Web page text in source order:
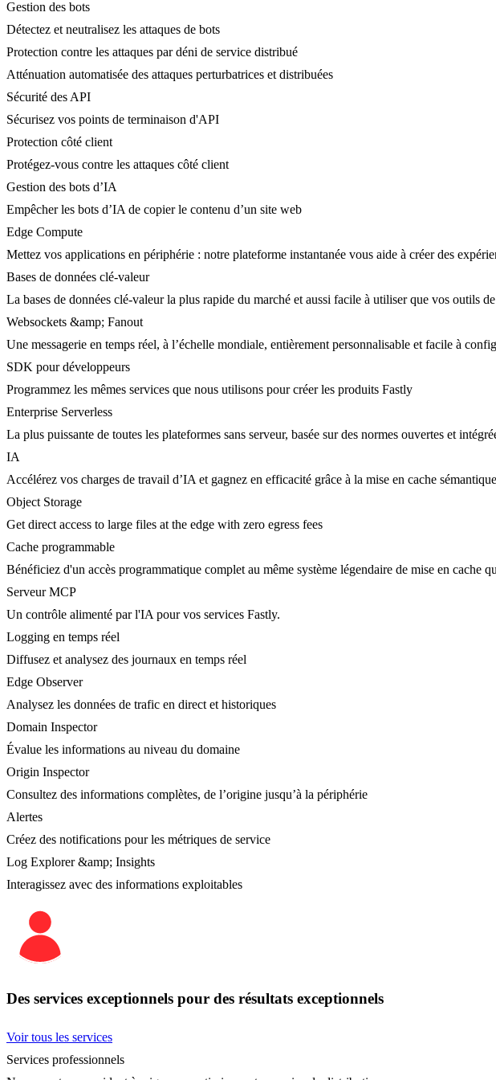
Gestion des bots
Détectez et neutralisez les attaques de bots
Protection contre les attaques par déni de service distribué
Atténuation automatisée des attaques perturbatrices et distribuées
Sécurité des API
Sécurisez vos points de terminaison d'API
Protection côté client
Protégez-vous contre les attaques côté client
Gestion des bots d’IA
Empêcher les bots d’IA de copier le contenu d’un site web
Edge Compute
Mettez vos applications en périphérie : notre plateforme instantanée vous aide à créer des
Bases de données clé-valeur
La bases de données clé-valeur la plus rapide du marché et aussi facile à utiliser que vos outils
Websockets &amp; Fanout
Une messagerie en temps réel, à l’échelle mondiale, entièrement personnalisable et facile à
SDK pour développeurs
Programmez les mêmes services que nous utilisons pour créer les produits Fastly
Enterprise Serverless
La plus puissante de toutes les plateformes sans serveur, basée sur des normes ouvertes et
IA
Accélérez vos charges de travail d’IA et gagnez en efficacité grâce à la mise en cache sémantique
Object Storage
Get direct access to large files at the edge with zero egress fees
Cache programmable
Bénéficiez d'un accès programmatique complet au même système légendaire de mise en cache
Serveur MCP
Un contrôle alimenté par l'IA pour vos services Fastly.
Logging en temps réel
Diffusez et analysez des journaux en temps réel
Edge Observer
Analysez les données de trafic en direct et historiques
Domain Inspector
Évalue les informations au niveau du domaine
Origin Inspector
Consultez des informations complètes, de l’origine jusqu’à la périphérie
Alertes
Créez des notifications pour les métriques de service
Log Explorer &amp; Insights
Interagissez avec des informations exploitables
Des services exceptionnels pour des résultats exceptionnels
Voir tous les services
Services professionnels